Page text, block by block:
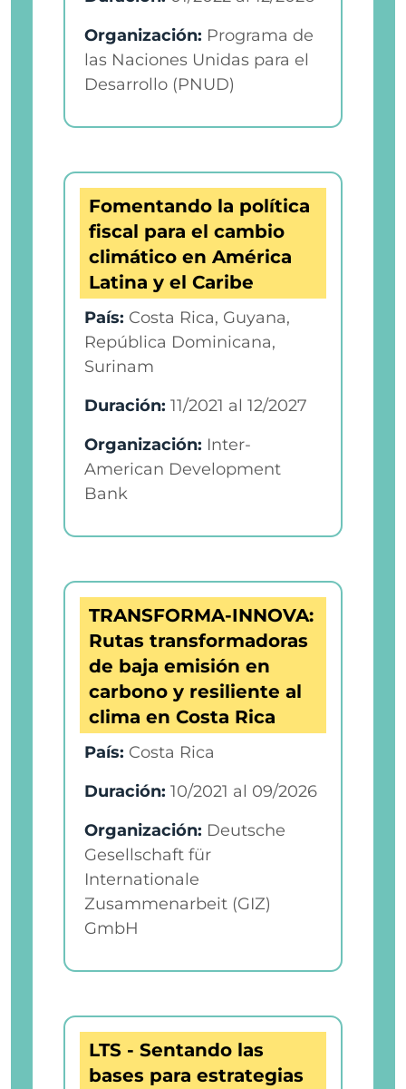
Organización: Programa de
las Naciones Unidas para el
Desarrollo (PNUD)
Fomentando la política
fiscal para el cambio
climático en América
Latina y el Caribe
País: Costa Rica, Guyana,
República Dominicana,
Surinam
Duración: 11/2021 al 12/2027
Organización: Inter-
American Development
Bank
TRANSFORMA-INNOVA:
Rutas transformadoras
de baja emisión en
carbono y resiliente al
clima en Costa Rica
País: Costa Rica
Duración: 10/2021 al 09/2026
Organización: Deutsche
Gesellschaft für
Internationale
Zusammenarbeit (GIZ)
GmbH
LTS - Sentando las
bases para estrategias